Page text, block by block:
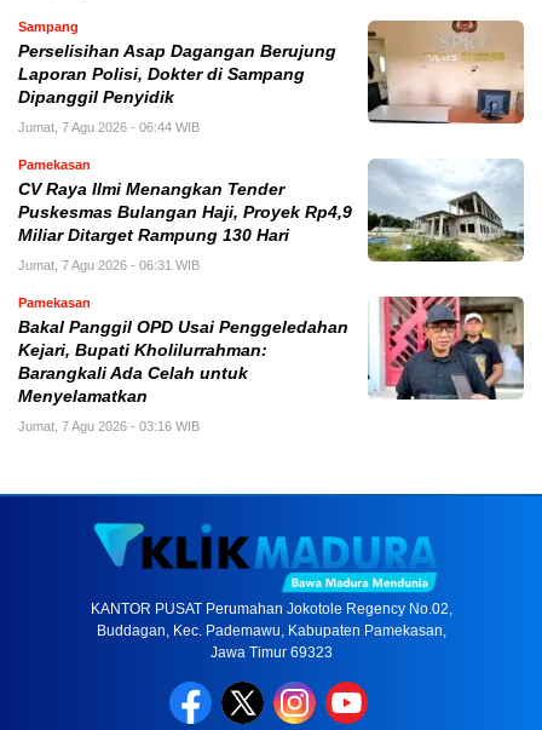
Sampang
Perselisihan Asap Dagangan Berujung
Laporan Polisi, Dokter di Sampang
Dipanggil Penyidik
Jumat, 7 Agu 2026 - 06:44 WIB
Pamekasan
CV Raya Ilmi Menangkan Tender
Puskesmas Bulangan Haji, Proyek Rp4,9
Miliar Ditarget Rampung 130 Hari
Jumat, 7 Agu 2026 - 06:31 WIB
Pamekasan
Bakal Panggil OPD Usai Penggeledahan
Kejari, Bupati Kholilurrahman:
Barangkali Ada Celah untuk
Menyelamatkan
Jumat, 7 Agu 2026 - 03:16 WIB
KANTOR PUSAT Perumahan Jokotole Regency No.02,
Buddagan, Kec. Pademawu, Kabupaten Pamekasan,
Jawa Timur 69323